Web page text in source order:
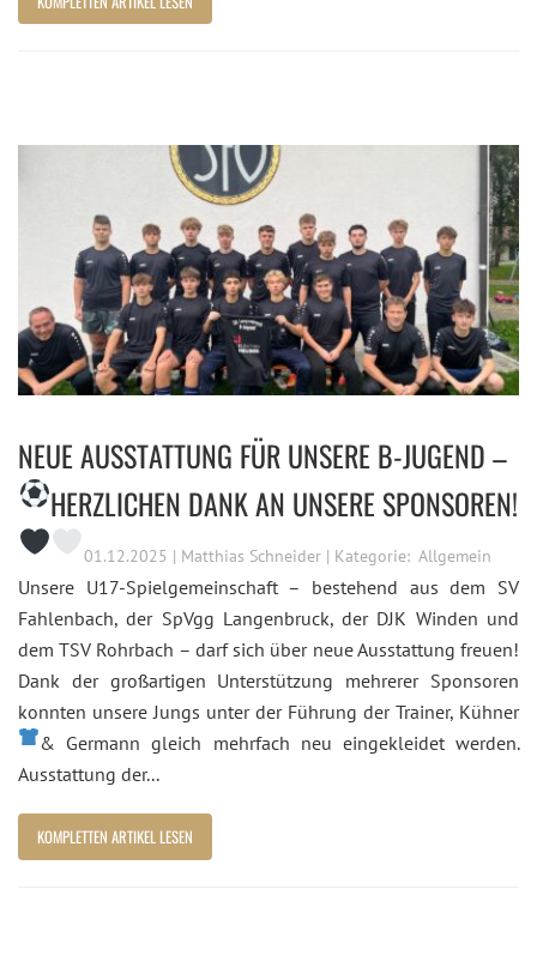
NEUE AUSSTATTUNG FÜR UNSERE B-JUGEND –
HERZLICHEN DANK AN UNSERE SPONSOREN!
01.12.2025 | Matthias Schneider | Kategorie: Allgemein
Unsere U17-Spielgemeinschaft – bestehend aus dem SV
Fahlenbach, der SpVgg Langenbruck, der DJK Winden und
dem TSV Rohrbach – darf sich über neue Ausstattung freuen!
Dank der großartigen Unterstützung mehrerer Sponsoren
konnten unsere Jungs unter der Führung der Trainer, Kühner
& Germann gleich mehrfach neu eingekleidet werden.
Ausstattung der...
KOMPLETTEN ARTIKEL LESEN